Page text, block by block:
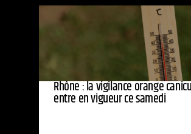
Rhône : la vigilance orange
entre en vigueur ce samedi